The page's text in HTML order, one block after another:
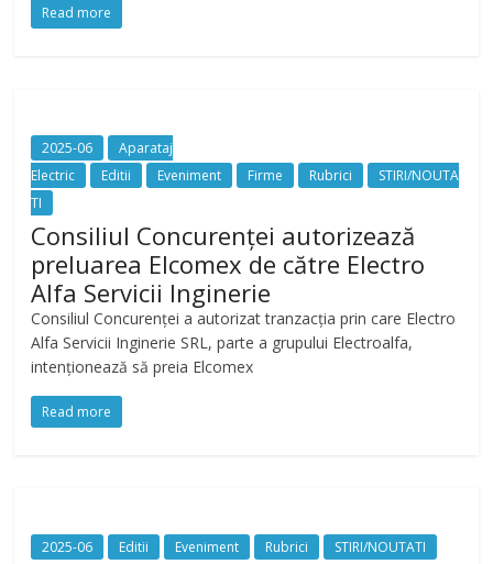
Read more
2025-06
Aparataj
Electric
Editii Eveniment Firme Rubrici
STIRI/NOUTA
TI
Consiliul Concurenţei autorizează
preluarea Elcomex de către Electro
Alfa Servicii Inginerie
Consiliul Concurenţei a autorizat tranzacția prin care Electro
Alfa Servicii Inginerie SRL, parte a grupului Electroalfa,
intenționează să preia Elcomex
Read more
2025-06 Editii Eveniment Rubrici STIRI/NOUTATI